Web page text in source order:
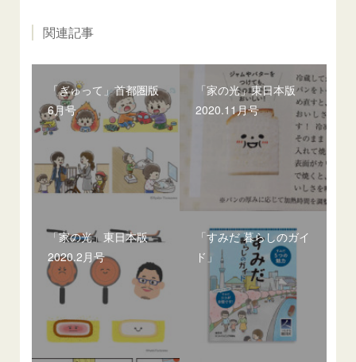
関連記事
「ぎゅって」首都圏版
6月号
「家の光」東日本版
2020.11月号
「家の光」東日本版
2020.2月号
「すみだ 暮らしのガイ
ド」